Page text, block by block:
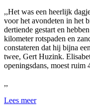
,,Het was een heerlijk
voor het avondeten in het
dertiende gestart en
kilometer rotspaden en
constateren dat hij bijna
twee, Gert Huzink.
openingsdans, moest ruim
,,
Lees meer